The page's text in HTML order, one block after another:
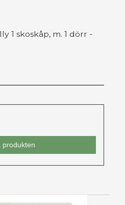
1 skoskåp, m. 1 dörr -
produkten